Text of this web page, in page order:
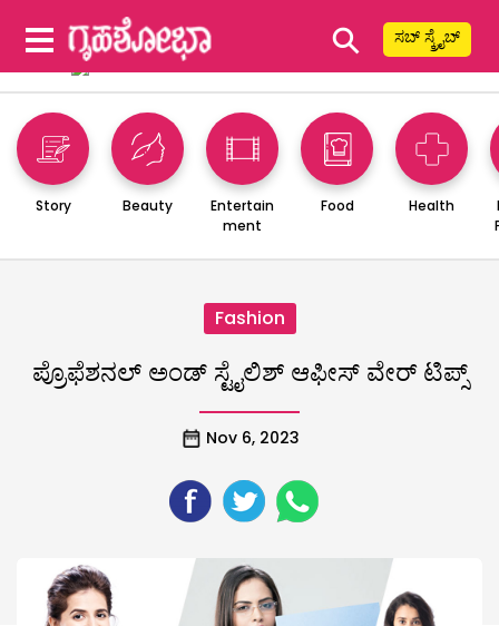
⚲ ಸಬ್ ಸ್ಕ್ರೈಬ್
Story Beauty
Entertain
ment
Food Health
Fashion
ಪ್ರೊಫೆಶನಲ್ ಅಂಡ್‌ ಸ್ಟೈಲಿಶ್‌ ಆಫೀಸ್‌ ವೇರ್‌ ಟಿಪ್ಸ್
Nov 6, 2023